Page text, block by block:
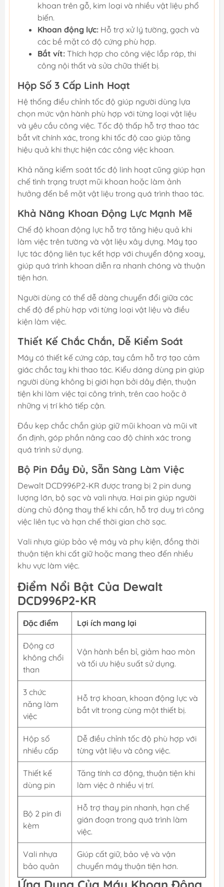
khoan trên gỗ, kim loại và nhiều vật liệu phổ
biến.
Khoan động lực: Hỗ trợ xử lý tường, gạch và
các bề mặt có độ cứng phù hợp.
Bắt vít: Thích hợp cho công việc lắp ráp, thi
công nội thất và sửa chữa thiết bị.
Hộp Số 3 Cấp Linh Hoạt
Hệ thống điều chỉnh tốc độ giúp người dùng lựa
chọn mức vận hành phù hợp với từng loại vật liệu
và yêu cầu công việc. Tốc độ thấp hỗ trợ thao tác
bắt vít chính xác, trong khi tốc độ cao giúp tăng
hiệu quả khi thực hiện các công việc khoan.
Khả năng kiểm soát tốc độ linh hoạt cũng giúp hạn
chế tình trạng trượt mũi khoan hoặc làm ảnh
hưởng đến bề mặt vật liệu trong quá trình thao tác.
Khả Năng Khoan Động Lực Mạnh Mẽ
Chế độ khoan động lực hỗ trợ tăng hiệu quả khi
làm việc trên tường và vật liệu xây dựng. Máy tạo
lực tác động liên tục kết hợp với chuyển động xoay,
giúp quá trình khoan diễn ra nhanh chóng và thuận
tiện hơn.
Người dùng có thể dễ dàng chuyển đổi giữa các
chế độ để phù hợp với từng loại vật liệu và điều
kiện làm việc.
Thiết Kế Chắc Chắn, Dễ Kiểm Soát
Máy có thiết kế cứng cáp, tay cầm hỗ trợ tạo cảm
giác chắc tay khi thao tác. Kiểu dáng dùng pin giúp
người dùng không bị giới hạn bởi dây điện, thuận
tiện khi làm việc tại công trình, trên cao hoặc ở
những vị trí khó tiếp cận.
Đầu kẹp chắc chắn giúp giữ mũi khoan và mũi vít
ổn định, góp phần nâng cao độ chính xác trong
quá trình sử dụng.
Bộ Pin Đầy Đủ, Sẵn Sàng Làm Việc
Dewalt DCD996P2-KR được trang bị 2 pin dung
lượng lớn, bộ sạc và vali nhựa. Hai pin giúp người
dùng chủ động thay thế khi cần, hỗ trợ duy trì công
việc liên tục và hạn chế thời gian chờ sạc.
Vali nhựa giúp bảo vệ máy và phụ kiện, đồng thời
thuận tiện khi cất giữ hoặc mang theo đến nhiều
khu vực làm việc.
Điểm Nổi Bật Của Dewalt
DCD996P2-KR
Đặc điểm Lợi ích mang lại
Động cơ
không chổi
than
Vận hành bền bỉ, giảm hao mòn
và tối ưu hiệu suất sử dụng.
3 chức
năng làm
việc
Hỗ trợ khoan, khoan động lực và
bắt vít trong cùng một thiết bị.
Hộp số
nhiều cấp
Dễ điều chỉnh tốc độ phù hợp với
từng vật liệu và công việc.
Thiết kế
dùng pin
Tăng tính cơ động, thuận tiện khi
làm việc ở nhiều vị trí.
Bộ 2 pin đi
kèm
Hỗ trợ thay pin nhanh, hạn chế
gián đoạn trong quá trình làm
việc.
Vali nhựa
bảo quản
Giúp cất giữ, bảo vệ và vận
chuyển máy thuận tiện hơn.